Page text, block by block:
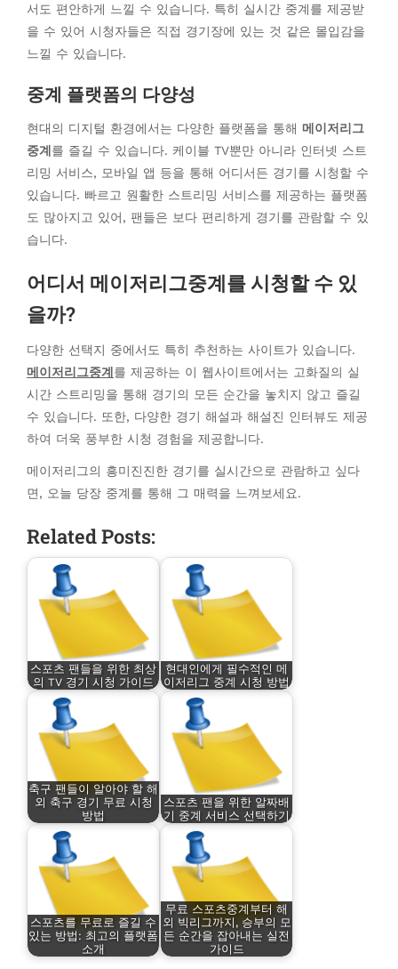
서도 편안하게 느낄 수 있습니다. 특히 실시간 중계를 제공받
을 수 있어 시청자들은 직접 경기장에 있는 것 같은 몰입감을
느낄 수 있습니다.
중계 플랫폼의 다양성
현대의 디지털 환경에서는 다양한 플랫폼을 통해 메이저리그
중계 를 즐길 수 있습니다. 케이블 TV뿐만 아니라 인터넷 스트
리밍 서비스, 모바일 앱 등을 통해 어디서든 경기를 시청할 수
있습니다. 빠르고 원활한 스트리밍 서비스를 제공하는 플랫폼
도 많아지고 있어, 팬들은 보다 편리하게 경기를 관람할 수 있
습니다.
어디서 메이저리그중계를 시청할 수 있
을까?
다양한 선택지 중에서도 특히 추천하는 사이트가 있습니다.
메이저리그중계 를 제공하는 이 웹사이트에서는 고화질의 실
시간 스트리밍을 통해 경기의 모든 순간을 놓치지 않고 즐길
수 있습니다. 또한, 다양한 경기 해설과 해설진 인터뷰도 제공
하여 더욱 풍부한 시청 경험을 제공합니다.
메이저리그의 흥미진진한 경기를 실시간으로 관람하고 싶다
면, 오늘 당장 중계를 통해 그 매력을 느껴보세요.
Related Posts:
스포츠 팬들을 위한 최상
의 TV 경기 시청 가이드
현대인에게 필수적인 메
이저리그 중계 시청 방법
축구 팬들이 알아야 할 해
외 축구 경기 무료 시청
방법
스포츠 팬을 위한 알짜배
기 중계 서비스 선택하기
스포츠를 무료로 즐길 수
있는 방법: 최고의 플랫폼
소개
무료 스포츠중계부터 해
외 빅리그까지, 승부의 모
든 순간을 잡아내는 실전
가이드